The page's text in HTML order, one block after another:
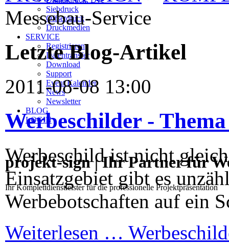
Siebdruck
Offsetdruck
Druckmedien
SERVICE
Registrieren
Datentransfer
Download
Support
Event Kalender
News
Newsletter
BLOG
LOGIN
projekt-sign | Ihr Partner für
Ihr Komplettdienstleister für die professionelle Projektpräsentation
Messebau-Service
Letzte Blog-Artikel
2011-08-08 13:00
Werbeschilder -
Werbeschild ist nicht
Einsatzgebiet gibt es
Werbebotschaften auf ein
Weiterlesen …